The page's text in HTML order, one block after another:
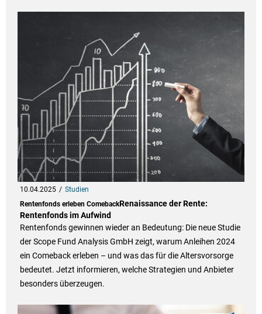
10.04.2025
Studien
Rentenfonds erleben ComebackRenaissance der Rente:
Rentenfonds im Aufwind
Rentenfonds gewinnen wieder an Bedeutung: Die neue Studie
der Scope Fund Analysis GmbH zeigt, warum Anleihen 2024
ein Comeback erleben – und was das für die Altersvorsorge
bedeutet. Jetzt informieren, welche Strategien und Anbieter
besonders überzeugen.